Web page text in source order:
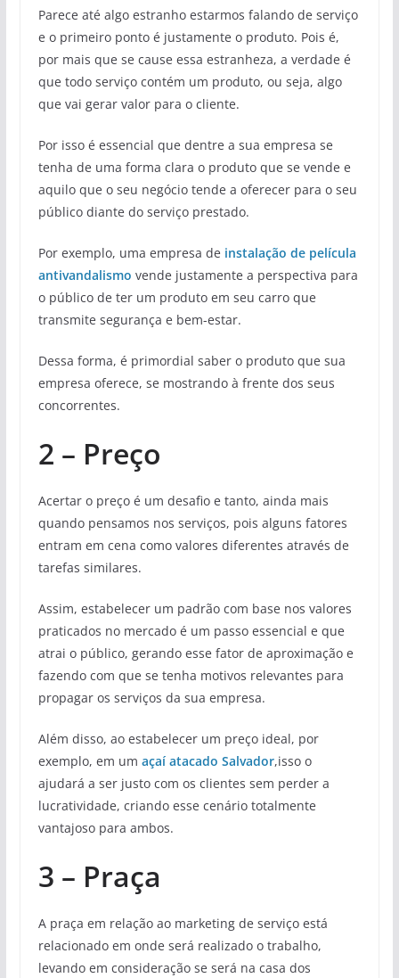
Parece até algo estranho estarmos falando de serviço
e o primeiro ponto é justamente o produto. Pois é,
por mais que se cause essa estranheza, a verdade é
que todo serviço contém um produto, ou seja, algo
que vai gerar valor para o cliente.
Por isso é essencial que dentre a sua empresa se
tenha de uma forma clara o produto que se vende e
aquilo que o seu negócio tende a oferecer para o seu
público diante do serviço prestado.
Por exemplo, uma empresa de instalação de película
antivandalismo vende justamente a perspectiva para
o público de ter um produto em seu carro que
transmite segurança e bem-estar.
Dessa forma, é primordial saber o produto que sua
empresa oferece, se mostrando à frente dos seus
concorrentes.
2 – Preço
Acertar o preço é um desafio e tanto, ainda mais
quando pensamos nos serviços, pois alguns fatores
entram em cena como valores diferentes através de
tarefas similares.
Assim, estabelecer um padrão com base nos valores
praticados no mercado é um passo essencial e que
atrai o público, gerando esse fator de aproximação e
fazendo com que se tenha motivos relevantes para
propagar os serviços da sua empresa.
Além disso, ao estabelecer um preço ideal, por
exemplo, em um açaí atacado Salvador,isso o
ajudará a ser justo com os clientes sem perder a
lucratividade, criando esse cenário totalmente
vantajoso para ambos.
3 – Praça
A praça em relação ao marketing de serviço está
relacionado em onde será realizado o trabalho,
levando em consideração se será na casa dos